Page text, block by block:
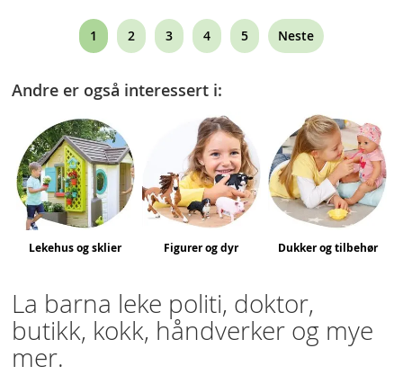
Page
You're
reading
page
1 Page
2 Page
3 Page
4 Page
5 Neste
Andre er også interessert i:
Lekehus og sklier Figurer og dyr Dukker og tilbehør
La barna leke politi, doktor,
butikk, kokk, håndverker og mye
mer.